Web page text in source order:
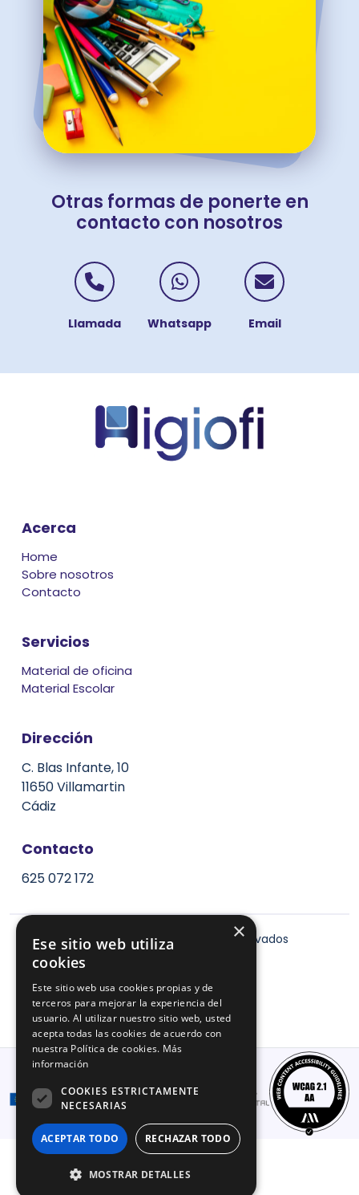
Otras formas de ponerte en
contacto con nosotros
Contactar por
Llamada
Contactar
Whatsapp Email
Acerca
Home
Sobre nosotros
Contacto
Servicios
Material de oficina
Material Escolar
Dirección
C. Blas Infante, 10
11650 Villamartin
Cádiz
Contacto
625 072 172
2026© Todos los derechos reservados
Política de privacidad
Política de cookies
Mapa del sitio
×
Ese sitio web utiliza
cookies
Este sitio web usa cookies propias y de
terceros para mejorar la experiencia del
usuario. Al utilizar nuestro sitio web, usted
acepta todas las cookies de acuerdo con
nuestra Política de cookies. Más
información
COOKIES ESTRICTAMENTE
NECESARIAS
ACEPTAR TODO RECHAZAR TODO
MOSTRAR DETALLES